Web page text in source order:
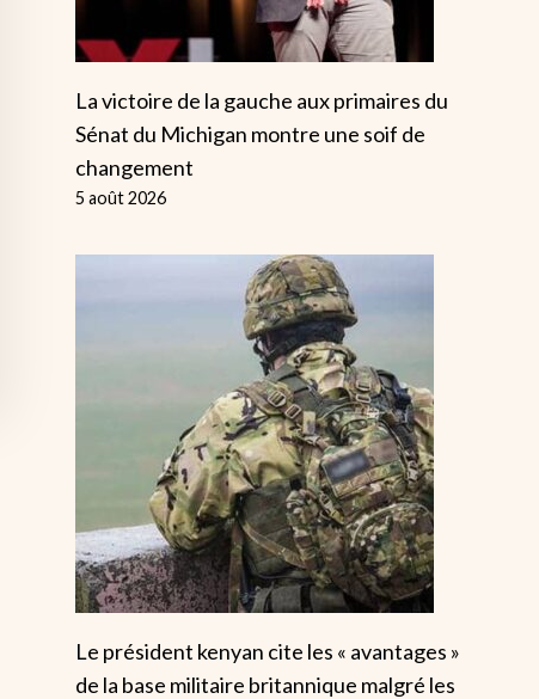
La victoire de la gauche aux primaires du
Sénat du Michigan montre une soif de
changement
5 août 2026
Le président kenyan cite les « avantages »
de la base militaire britannique malgré les